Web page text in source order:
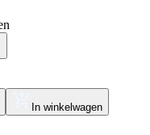
In winkelwagen